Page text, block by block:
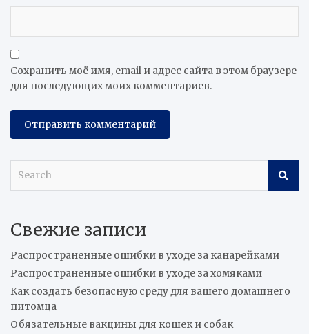
Сохранить моё имя, email и адрес сайта в этом браузере
для последующих моих комментариев.
c
Свежие записи
Распространенные ошибки в уходе за канарейками
Распространенные ошибки в уходе за хомяками
Как создать безопасную среду для вашего домашнего
питомца
Обязательные вакцины для кошек и собак